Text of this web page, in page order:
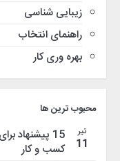
زیبایی شناسی
راهنمای انتخاب
بهره وری کار
محبوب ترین ها
تیر
11
15 پیشنهاد
کسب و کار